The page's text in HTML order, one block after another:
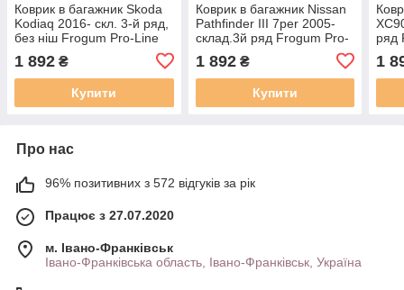
Коврик в багажник Skoda
Kodiaq 2016- скл. 3-й ряд,
без ніш Frogum Pro-Line
1 892 ₴
Купити
Коврик в багажник Nissan
Pathfinder III 7per 2005-
склад.3й ряд Frogum Pro-
1 892₴
Купити
ряд
1
Про нас
96% позитивних з 572 відгуків за рік
Працює з 27.07.2020
м. Івано-Франківськ
Івано-Франківська область, Івано-Франківськ, Україна